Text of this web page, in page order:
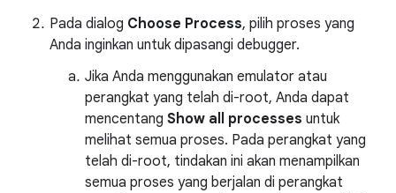
Pada dialog Choose Process, pilih proses yang
Anda inginkan untuk dipasangi debugger.
Jika Anda menggunakan emulator atau
perangkat yang telah di-root, Anda dapat
mencentang Show all processes untuk
melihat semua proses. Pada perangkat yang
telah di-root, tindakan ini akan menampilkan
semua proses yang berjalan di perangkat